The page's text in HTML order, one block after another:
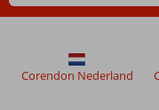
Corendon Nederland